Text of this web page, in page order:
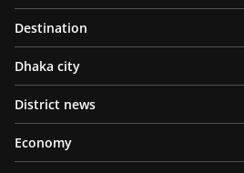
Destination
Dhaka city
District news
Economy